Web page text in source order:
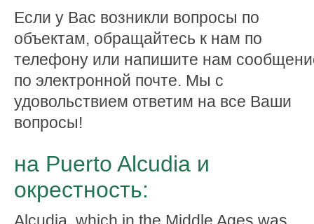
Если у Вас возникли вопросы по
объектам, обращайтесь к нам по
телефону или напишите нам
по электронной почте. Мы с
удовольствием ответим на все Ваши
вопросы!
на Puerto Alcudia и
окрестность: